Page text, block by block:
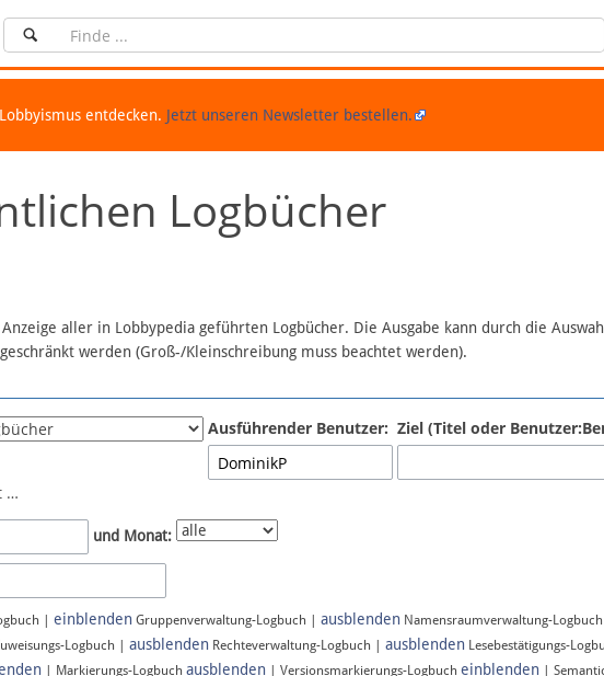
entdecken. Jetzt unseren Newsletter bestellen.
Logbücher
aller in Lobbypedia geführten Logbücher. Die Ausgabe kann durch die
werden (Groß-/Kleinschreibung muss beachtet werden).
Ausführender Benutzer: Ziel (Titel oder
…
und Monat:
| einblenden Gruppenverwaltung-Logbuch | ausblenden Namensraumverwaltung-
Logbuch | ausblenden Rechteverwaltung-Logbuch | ausblenden Lesebestätigungs-
| Markierungs-Logbuch ausblenden | Versionsmarkierungs-Logbuch einblenden |